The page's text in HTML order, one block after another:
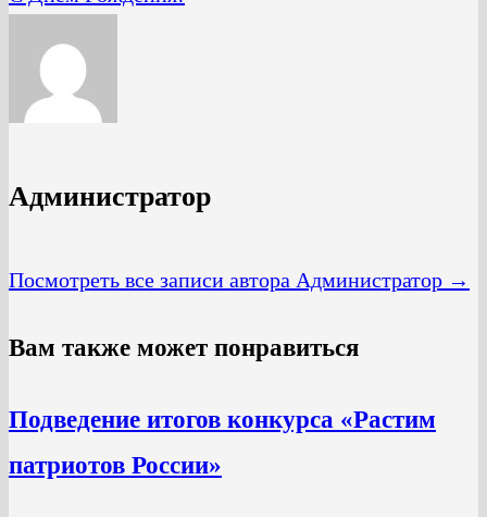
Администратор
Посмотреть все записи автора Администратор →
Вам также может понравиться
Подведение итогов конкурса «Растим
патриотов России»